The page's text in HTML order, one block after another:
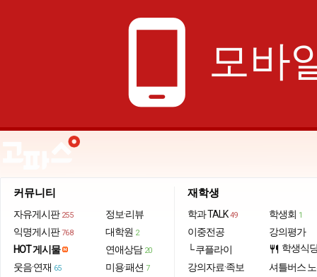
phone_android 모바
커뮤니티
자유게시판 255
익명게시판 768
HOT 게시물
웃음·연재 65
정보·리뷰
대학원 2
연애상담 20
미용·패션 7
재학생
학과 TALK 49
이중전공
└ 쿠플라이
강의자료·족보
학생회 1
강의평가
restaurant 학생식
셔틀버스